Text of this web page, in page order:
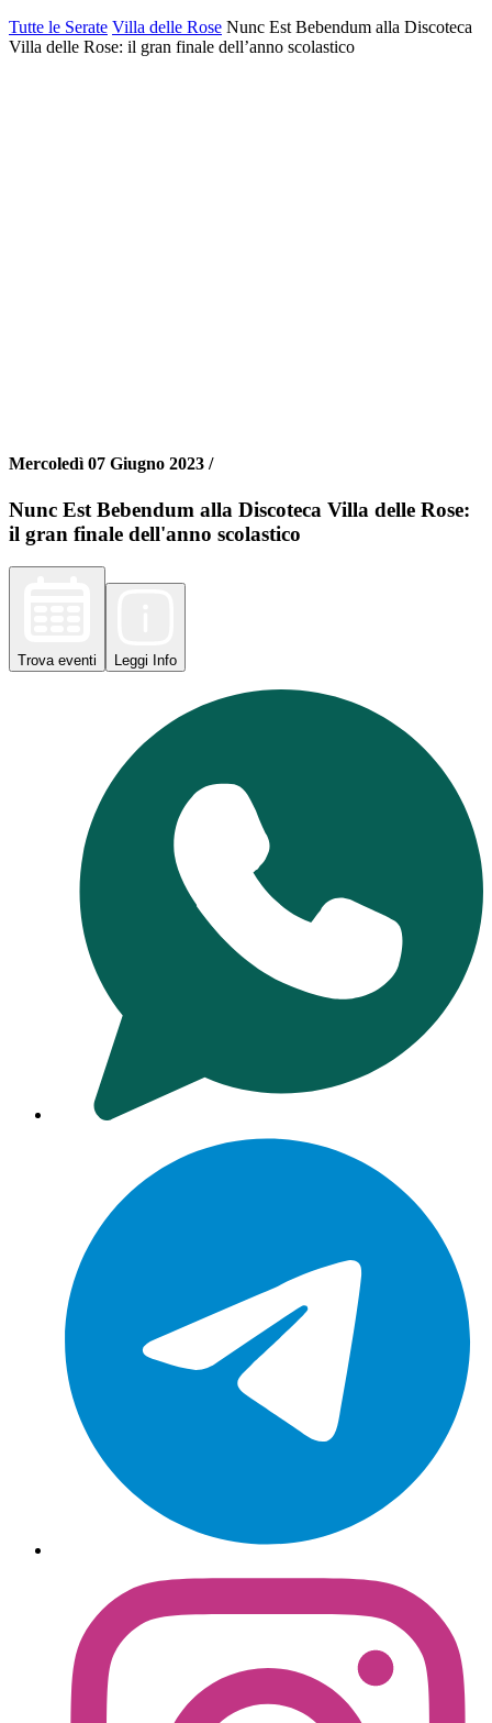
Tutte le Serate Villa delle Rose Nunc Est Bebendum alla Discoteca
Villa delle Rose: il gran finale dell’anno scolastico
Mercoledì 07 Giugno 2023 /
Nunc Est Bebendum alla Discoteca Villa delle Rose:
il gran finale dell'anno scolastico
Trova eventi Leggi Info